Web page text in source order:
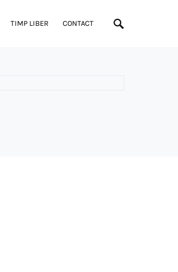
TIMP LIBER CONTACT